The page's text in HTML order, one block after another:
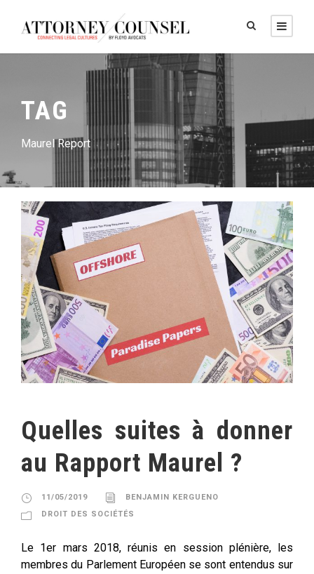
TAG
Maurel Report
Quelles suites à donner
au Rapport Maurel ?
11/05/2019
BENJAMIN KERGUENO
DROIT DES SOCIÉTÉS
Le 1er mars 2018, réunis en session plénière, les
membres du Parlement Européen se sont entendus sur